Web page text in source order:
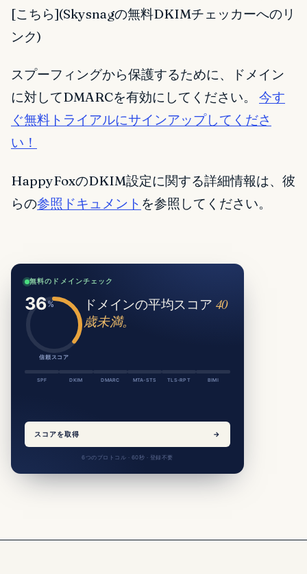
[こちら](Skysnagの無料DKIMチェッカーへのリ
ンク)
スプーフィングから保護するために、ドメイン
に対してDMARCを有効にしてください。 今す
ぐ無料トライアルにサインアップしてくださ
い！
HappyFoxのDKIM設定に関する詳細情報は、彼
らの参照ドキュメント を参照してください。
無料のドメインチェック
信頼スコア
ドメインの平均スコア 40
歳未満。
SPF DKIM DMARC MTA-STS TLS-RPT BIMI
スコアを取得 →
6つのプロトコル · 60秒 · 登録不要